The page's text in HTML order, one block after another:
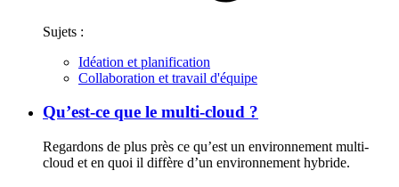
Sujets :
Idéation et planification
Collaboration et travail d'équipe
Qu’est-ce que le multi-cloud ?
Regardons de plus près ce qu’est un environnement multi-
cloud et en quoi il diffère d’un environnement hybride.